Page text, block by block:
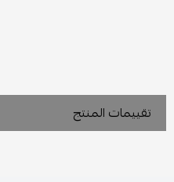
تقييمات المنتج